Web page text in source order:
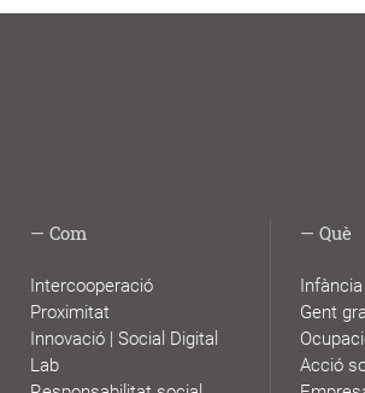
Com
Intercooperació
Proximitat
Innovació | Social Digital
Lab
Què
Gent
Acció